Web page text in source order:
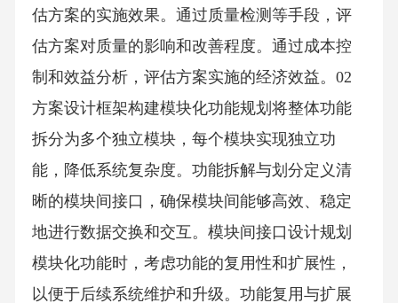
估方案的实施效果。通过质量检测等手段，评
估方案对质量的影响和改善程度。通过成本控
制和效益分析，评估方案实施的经济效益。02
方案设计框架构建模块化功能规划将整体功能
拆分为多个独立模块，每个模块实现独立功
能，降低系统复杂度。功能拆解与划分定义清
晰的模块间接口，确保模块间能够高效、稳定
地进行数据交换和交互。模块间接口设计规划
模块化功能时，考虑功能的复用性和扩展性，
以便于后续系统维护和升级。功能复用与扩展